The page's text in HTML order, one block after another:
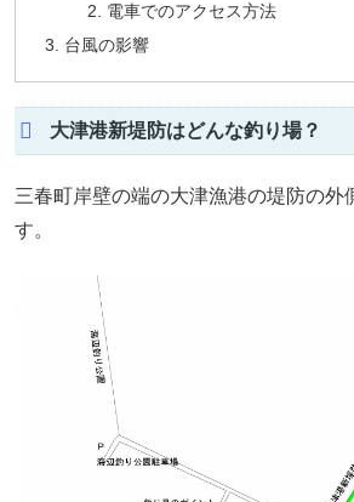
電車でのアクセス方法
台風の影響
大津港新堤防はどんな釣り場？
三春町岸壁の端の大津漁港の堤防の外
す。